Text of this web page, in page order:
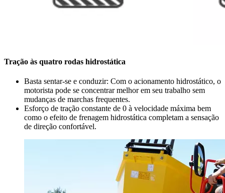
Tração às quatro rodas hidrostática
Basta sentar-se e conduzir: Com o acionamento hidrostático, o
motorista pode se concentrar melhor em seu trabalho sem
mudanças de marchas frequentes.
Esforço de tração constante de 0 à velocidade máxima bem
como o efeito de frenagem hidrostática completam a sensação
de direção confortável.